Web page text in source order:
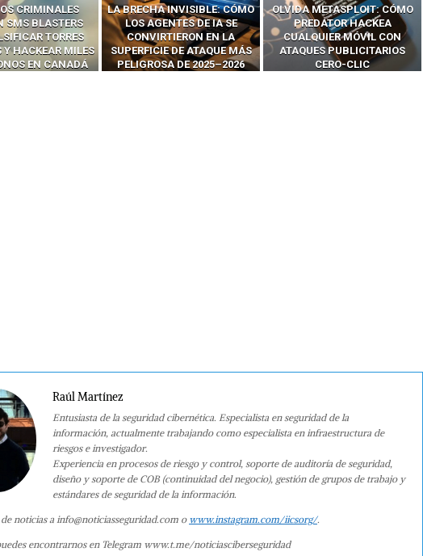
INVISIBLE: CÓMO
DE IA SE
EN LA
DE ATAQUE MÁS
DE 2025–2026
OLVIDA METASPLOIT: CÓMO
PREDATOR HACKEA
CUALQUIER MÓVIL CON
ATAQUES PUBLICITARIOS
CERO-CLIC
CÓMO LOS HACKERS
INTERCEPTAN OTPS Y
LLAMADAS MÓVILES SIN
‘HACKEAR’ — EL INCREÍBLE
PODER DE LOS SIM BOXES”
Raúl Martínez
Entusiasta de la seguridad cibernética. Especialista en seguridad de la
información, actualmente trabajando como especialista en infraestructura de
riesgos e investigador.
Experiencia en procesos de riesgo y control, soporte de auditoría de seguridad,
diseño y soporte de COB (continuidad del negocio), gestión de grupos de trabajo y
estándares de seguridad de la información.
noticias a info@noticiasseguridad.com o www.instagram.com/iicsorg/.
encontrarnos en Telegram www.t.me/noticiasciberseguridad